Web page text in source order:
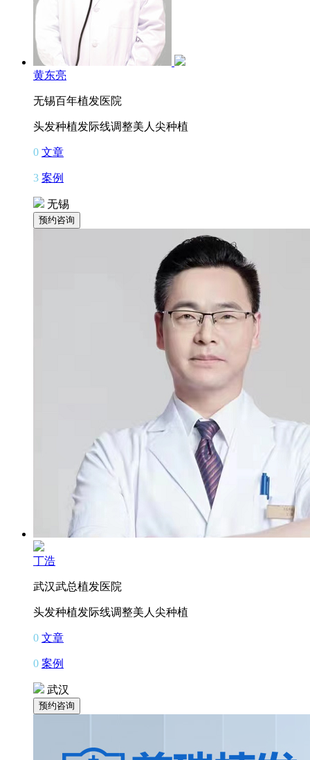
黄东亮
无锡百年植发医院
头发种植发际线调整美人尖种植
0 文章
3 案例
无锡
丁浩
武汉武总植发医院
头发种植发际线调整美人尖种植
0 文章
0 案例
武汉